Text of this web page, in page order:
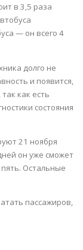
в 3,5 раза
— он всего 4
долго не
и появится,
как есть
состояния
21 ноября
он уже сможет
Остальные
пассажиров,